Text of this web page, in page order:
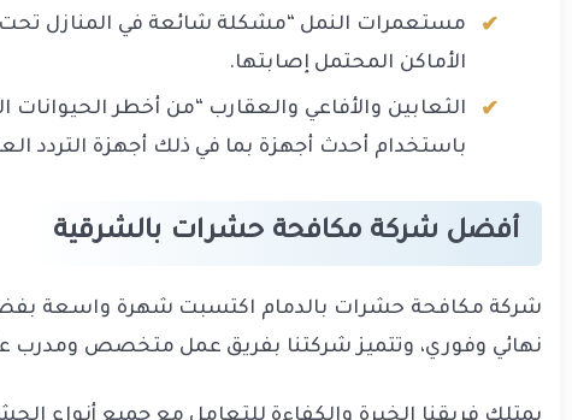
مستعمرات النمل “مشكلة شائعة في المنازل
الأماكن المحتمل إصابتها.
الثعابين والأفاعي والعقارب “من أخطر
باستخدام أحدث أجهزة بما في ذلك أجهزة التردد
أفضل شركة مكافحة حشرات بالشرقية
شركة مكافحة حشرات بالدمام اكتسبت شهرة واسعة
نهائي وفوري، وتتميز شركتنا بفريق عمل متخصص ومدرب